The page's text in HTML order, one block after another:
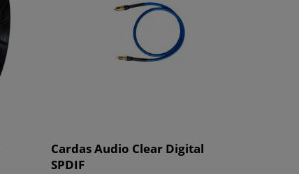
Cardas Audio Clear Digital
SPDIF